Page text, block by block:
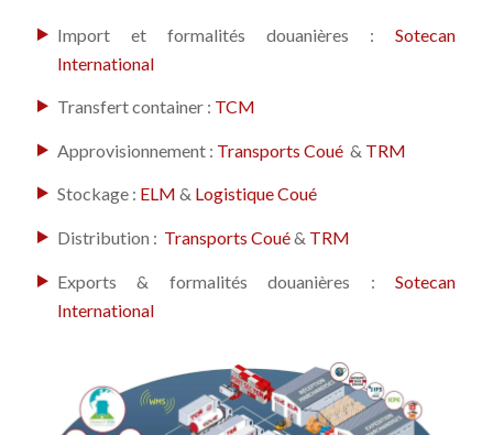
Import et formalités douanières :Sotecan
International
Transfert container : TCM
Approvisionnement : Transports Coué & TRM
Stockage : ELM & Logistique Coué
Distribution : Transports Coué& TRM
Exports & formalités douanières :Sotecan
International